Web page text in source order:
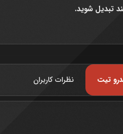
تبدیل شوید.
نظرات کاربران